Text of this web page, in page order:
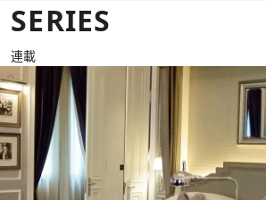
SERIES
連載